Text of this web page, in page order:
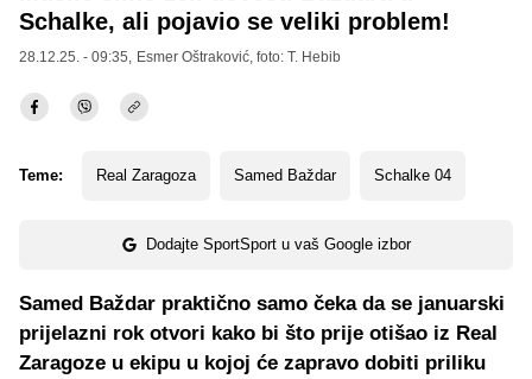
Schalke, ali pojavio se veliki problem!
28.12.25. - 09:35, Esmer Oštraković , foto: T. Hebib
Teme: Real Zaragoza Samed Baždar Schalke 04
Dodajte SportSport u vaš Google izbor
Samed Baždar praktično samo čeka da se januarski
prijelazni rok otvori kako bi što prije otišao iz Real
Zaragoze u ekipu u kojoj će zapravo dobiti priliku